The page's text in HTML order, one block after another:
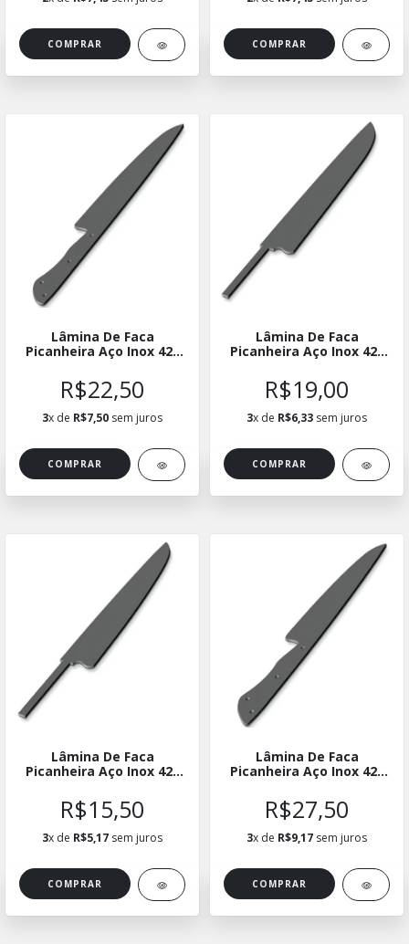
COMPRAR COMPRAR
Lâmina De Faca
Picanheira Aço Inox 420
LFPICINX05
R$22,50
3x de R$7,50 sem juros
COMPRAR
Lâmina De Faca
Picanheira Aço Inox 420
ELPICINX04
R$19,00
3x de R$6,33 sem juros
COMPRAR
Lâmina De Faca
Picanheira Aço Inox 420
ELPICINX03
R$15,50
3x de R$5,17 sem juros
COMPRAR
Lâmina De Faca
Picanheira Aço Inox 420
LFPICINX06
R$27,50
3x de R$9,17 sem juros
COMPRAR